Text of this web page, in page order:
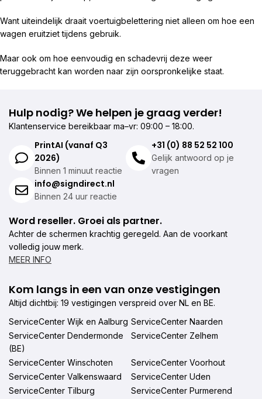
Want uiteindelijk draait voertuigbelettering niet alleen om hoe een
wagen eruitziet tijdens gebruik.
Maar ook om hoe eenvoudig en schadevrij deze weer
teruggebracht kan worden naar zijn oorspronkelijke staat.
Hulp nodig? We helpen je graag verder!
Klantenservice bereikbaar ma–vr: 09:00 – 18:00.
PrintAI (vanaf Q3
2026)
Binnen 1 minuut reactie
+31 (0) 88 52 52 100
Gelijk antwoord op je
vragen
info@signdirect.nl
Binnen 24 uur reactie
Word reseller. Groei als partner.
Achter de schermen krachtig geregeld. Aan de voorkant
volledig jouw merk.
MEER INFO
Kom langs in een van onze vestigingen
Altijd dichtbij: 19 vestigingen verspreid over NL en BE.
ServiceCenter Wijk en Aalburg ServiceCenter Naarden
ServiceCenter Dendermonde
(BE)
ServiceCenter Zelhem
ServiceCenter Winschoten
ServiceCenter Voorhout
ServiceCenter Valkenswaard
ServiceCenter Uden
ServiceCenter Tilburg
ServiceCenter Purmerend